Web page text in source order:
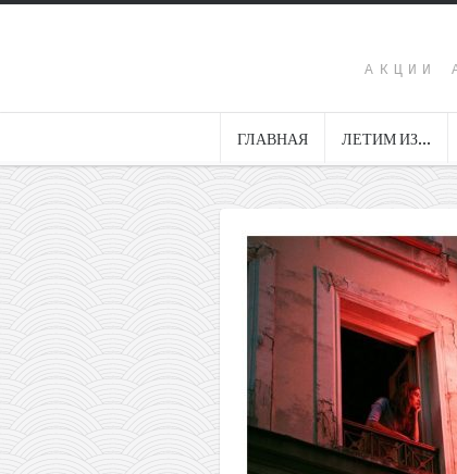
АКЦИИ
ГЛАВНАЯ ЛЕТИМ ИЗ…